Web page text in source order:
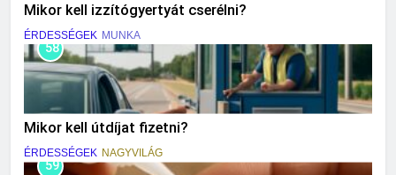
Mikor kell izzítógyertyát cserélni?
ÉRDESSÉGEK MUNKA
58
Mikor kell útdíjat fizetni?
ÉRDESSÉGEK NAGYVILÁG
59